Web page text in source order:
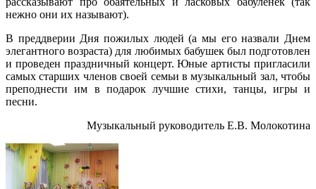
нежно они их называют).
В преддверии Дня пожилых людей (а мы его назвали Днем
элегантного возраста) для любимых бабушек был подготовлен
и проведен праздничный концерт. Юные артисты пригласили
самых старших членов своей семьи в музыкальный зал, чтобы
преподнести им в подарок лучшие стихи, танцы, игры и
песни.
Музыкальный руководитель Е.В. Молокотина